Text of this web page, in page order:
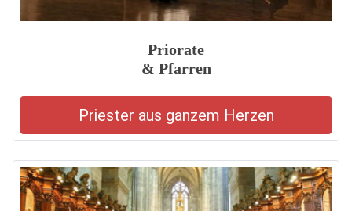
Priorate
& Pfarren
Priester aus ganzem Herzen